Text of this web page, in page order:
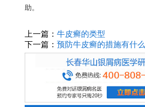
助。
上一篇： 牛皮癣的类型
下一篇： 预防牛皮癣的措施有什么